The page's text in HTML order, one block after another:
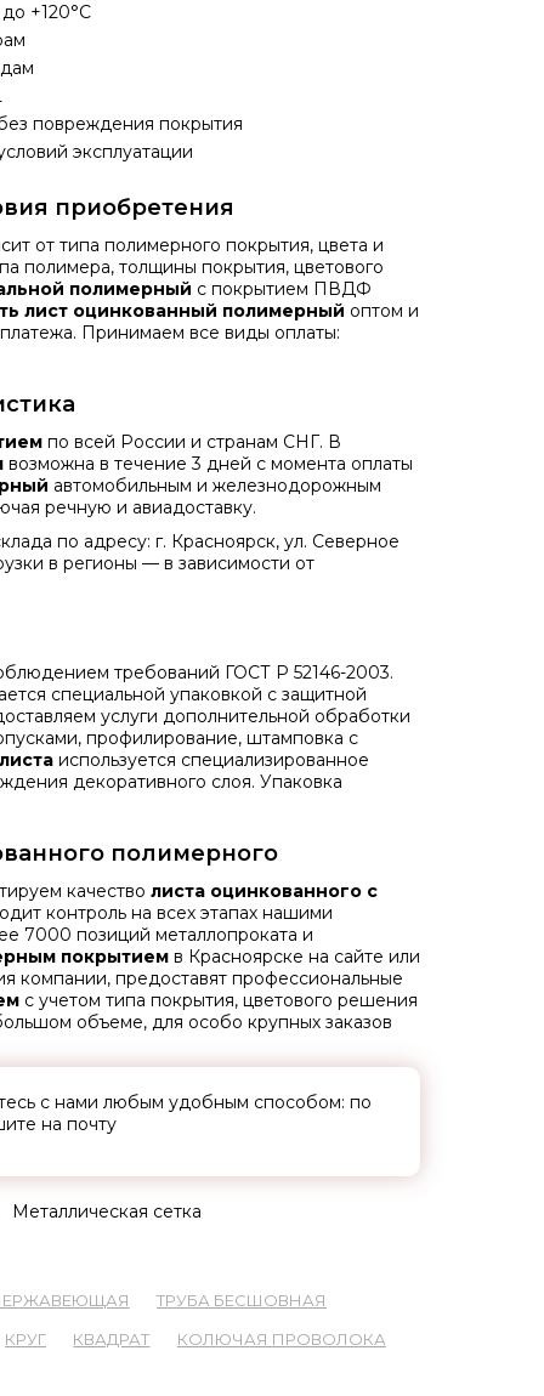
+120°C
повреждения покрытия
эксплуатации
приобретения
от типа полимерного покрытия, цвета и
полимера, толщины покрытия, цветового
полимерный с покрытием ПВДФ
лист оцинкованный полимерный оптом и
Принимаем все виды оплаты:
по всей России и странам СНГ. В
возможна в течение 3 дней с момента оплаты
автомобильным и железнодорожным
речную и авиадоставку.
по адресу: г. Красноярск, ул. Северное
в регионы — в зависимости от
требований ГОСТ Р 52146-2003.
специальной упаковкой с защитной
услуги дополнительной обработки
профилирование, штамповка с
используется специализированное
декоративного слоя. Упаковка
полимерного
качество листа оцинкованного с
контроль на всех этапах нашими
7000 позиций металлопроката и
покрытиемв Красноярске на сайте или
предоставят профессиональные
с учетом типа покрытия, цветового решения
объеме, для особо крупных заказов
с нами любым удобным способом: по
на почту
Металлическая сетка
ТРУБА БЕСШОВНАЯ
КРУГ КВАДРАТ
КОЛЮЧАЯ ПРОВОЛОКА